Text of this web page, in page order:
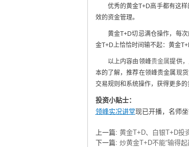
优秀的黄金T+D高手都有这样
效的资金管理。
黄金T+D切忌满仓操作，每次
金T+D上恰恰时间输不起：黄金
以上内容由领峰贵金属提供
本的了解，推荐在领峰贵金属现
交易规则和系统操作，获得更多的
投资小贴士：
领峰实况讲堂现已开播，名师
上一篇: 黄金T+D、白银T+D投
下一篇: 炒黄金T+D不能“输得